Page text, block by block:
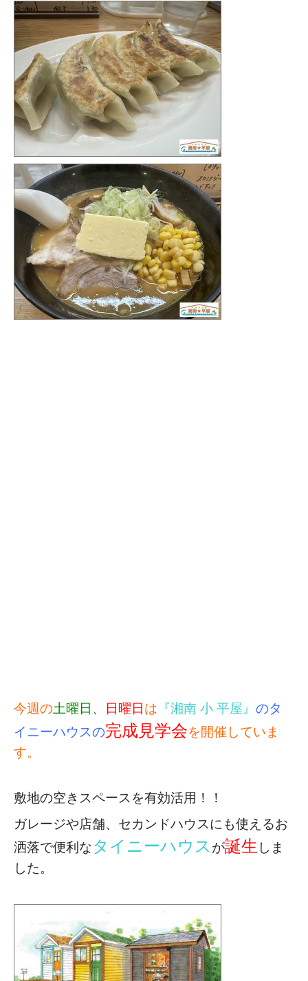
今週の土曜日、 日曜日 は 『湘南 小 平屋』 のタ
イニーハウスの完成見学会を開催していま
す。
敷地の空きスペースを有効活用！！
ガレージや店舗、セカンドハウスにも使えるお
洒落で便利なタイニーハウス が誕生 しま
した。